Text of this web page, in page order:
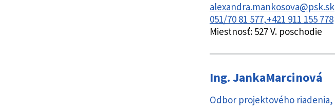
alexandra.mankosova@psk.sk
051/70 81 577 +421 911 155 778
Miestnosť: 527 V. poschodie
Ing.JankaMarcinová
Odbor projektového riadenia,